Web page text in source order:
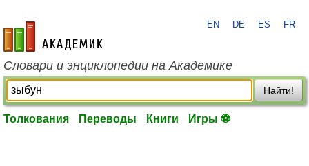
academic.ru
EN DE ES FR
Словари и энциклопедии на Академике
Найти!
Толкования Переводы Книги Игры ⚽